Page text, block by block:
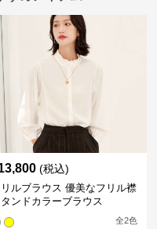
(税込)
ルブラウス 優美なフリル襟
ンドカラーブラウス
全2色